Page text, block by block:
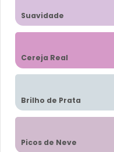
Suavidade
Cereja Real
Brilho de Prata
Picos de Neve